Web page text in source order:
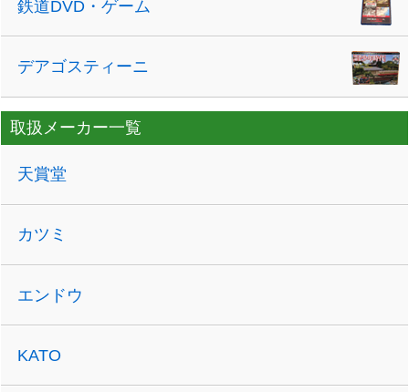
鉄道DVD・ゲーム
デアゴスティーニ
取扱メーカー一覧
天賞堂
カツミ
エンドウ
KATO